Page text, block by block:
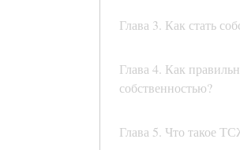
Глава 3. Как стать
Глава 4. Как
собственностью?
Глава 5. Что такое